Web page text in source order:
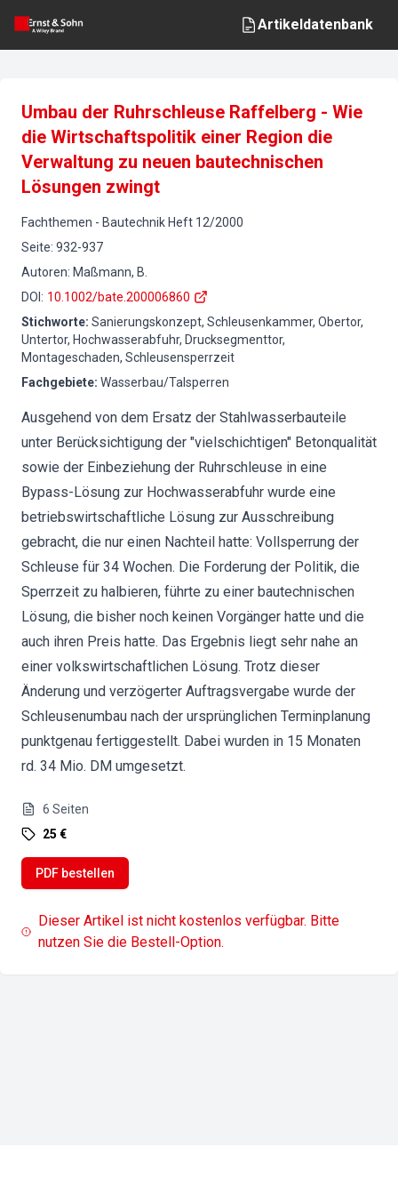
Artikeldatenbank
Umbau der Ruhrschleuse Raffelberg - Wie
die Wirtschaftspolitik einer Region die
Verwaltung zu neuen bautechnischen
Lösungen zwingt
Fachthemen - Bautechnik Heft 12/2000
Seite: 932-937
Autoren: Maßmann, B.
DOI : 10.1002/bate.200006860
Stichworte: Sanierungskonzept, Schleusenkammer, Obertor,
Untertor, Hochwasserabfuhr, Drucksegmenttor,
Montageschaden, Schleusensperrzeit
Fachgebiete: Wasserbau/Talsperren
Ausgehend von dem Ersatz der Stahlwasserbauteile
unter Berücksichtigung der "vielschichtigen" Betonqualität
sowie der Einbeziehung der Ruhrschleuse in eine
Bypass-Lösung zur Hochwasserabfuhr wurde eine
betriebswirtschaftliche Lösung zur Ausschreibung
gebracht, die nur einen Nachteil hatte: Vollsperrung der
Schleuse für 34 Wochen. Die Forderung der Politik, die
Sperrzeit zu halbieren, führte zu einer bautechnischen
Lösung, die bisher noch keinen Vorgänger hatte und die
auch ihren Preis hatte. Das Ergebnis liegt sehr nahe an
einer volkswirtschaftlichen Lösung. Trotz dieser
Änderung und verzögerter Auftragsvergabe wurde der
Schleusenumbau nach der ursprünglichen Terminplanung
punktgenau fertiggestellt. Dabei wurden in 15 Monaten
rd. 34 Mio. DM umgesetzt.
6 Seiten
25 €
PDF bestellen
Dieser Artikel ist nicht kostenlos verfügbar. Bitte
nutzen Sie die Bestell-Option.